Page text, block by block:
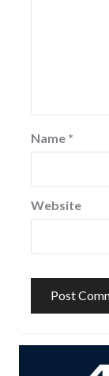
Name *
Website